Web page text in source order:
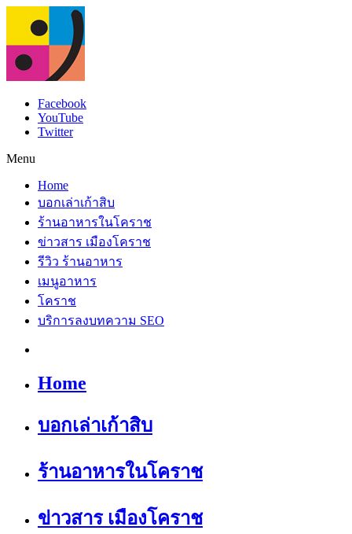
Facebook
YouTube
Twitter
Menu
Home
บอกเล่าเก้าสิบ
ร้านอาหารในโคราช
ข่าวสาร เมืองโคราช
รีวิว ร้านอาหาร
เมนูอาหาร
โคราช
บริการลงบทความ SEO
Home
บอกเล่าเก้าสิบ
ร้านอาหารในโคราช
ข่าวสาร เมืองโคราช